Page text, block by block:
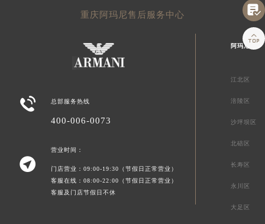
重庆阿玛尼售后服务中心
 总部服务热线
400-006-0073

营业时间：
门店营业：09:00-19:30（节假日正常营业）
客服在线：08:00-22:00（节假日正常营业）
客服及门店节假日不休
阿玛尼重
江北区
涪陵区
沙坪坝区
北碚区
长寿区
永川区
大足区

